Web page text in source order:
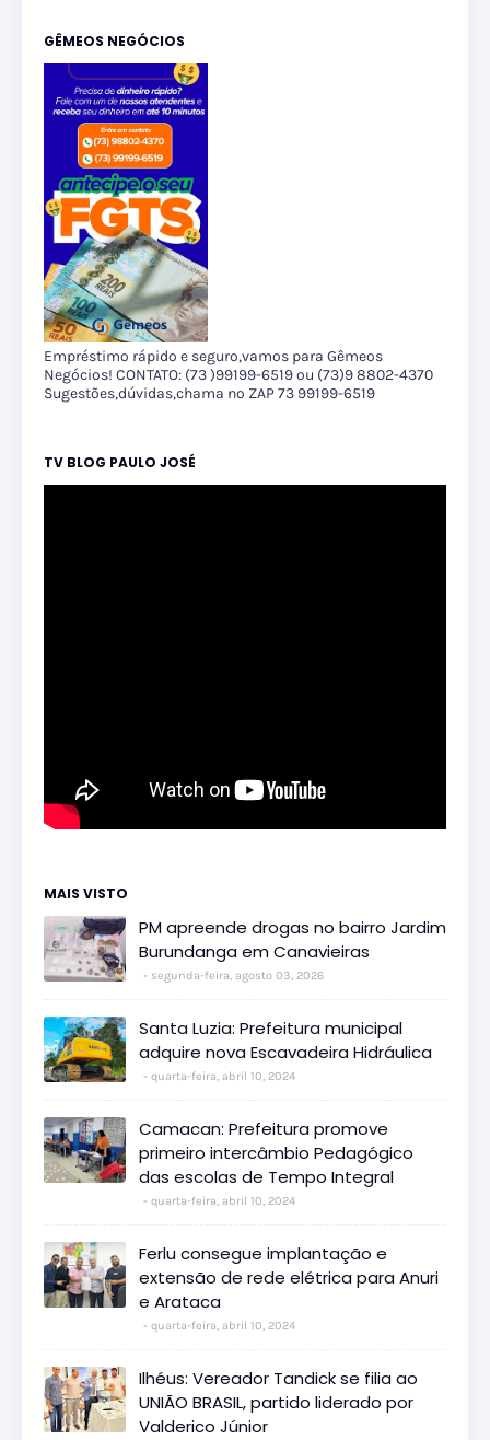
GÊMEOS NEGÓCIOS
Empréstimo rápido e seguro,vamos para Gêmeos
Negócios! CONTATO: (73 )99199-6519 ou (73)9 8802-4370
Sugestões,dúvidas,chama no ZAP 73 99199-6519
TV BLOG PAULO JOSÉ
MAIS VISTO
PM apreende drogas no bairro Jardim
Burundanga em Canavieiras
segunda-feira, agosto 03, 2026
Santa Luzia: Prefeitura municipal
adquire nova Escavadeira Hidráulica
quarta-feira, abril 10, 2024
Camacan: Prefeitura promove
primeiro intercâmbio Pedagógico
das escolas de Tempo Integral
quarta-feira, abril 10, 2024
Ferlu consegue implantação e
extensão de rede elétrica para Anuri
e Arataca
quarta-feira, abril 10, 2024
Ilhéus: Vereador Tandick se filia ao
UNIÃO BRASIL, partido liderado por
Valderico Júnior